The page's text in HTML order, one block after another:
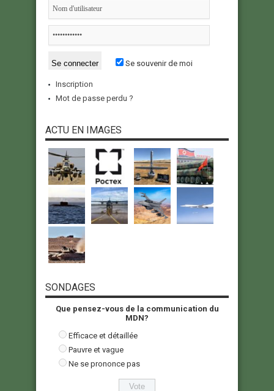
Se souvenir de moi
Inscription
Mot de passe perdu ?
ACTU EN IMAGES
SONDAGES
Que pensez-vous de la communication du
MDN?
Efficace et détaillée
Pauvre et vague
Ne se prononce pas